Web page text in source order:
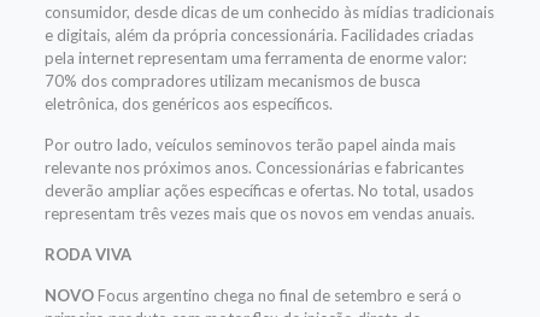
consumidor, desde dicas de um conhecido às mídias tradicionais
e digitais, além da própria concessionária. Facilidades criadas
pela internet representam uma ferramenta de enorme valor:
70% dos compradores utilizam mecanismos de busca
eletrônica, dos genéricos aos específicos.
Por outro lado, veículos seminovos terão papel ainda mais
relevante nos próximos anos. Concessionárias e fabricantes
deverão ampliar ações específicas e ofertas. No total, usados
representam três vezes mais que os novos em vendas anuais.
RODA VIVA
NOVOFocus argentino chega no final de setembro e será o